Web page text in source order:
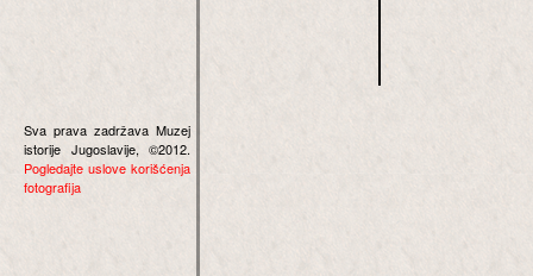
Sva prava zadržava Muzej
istorije Jugoslavije, ©2012.
Pogledajte uslove korišćenja
fotografija